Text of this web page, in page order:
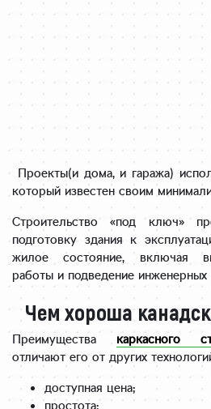
Проекты(и дома, и гаража)
который известен своим
Строительство «под ключ»
подготовку здания к
жилое состояние, включая
работы и подведение
Чем хороша
Преимущества каркасного
отличают его от других
доступная цена;